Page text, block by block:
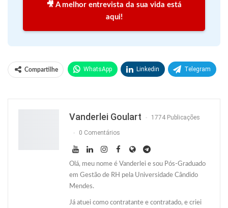
🎥 A melhor entrevista da sua vida está
aqui!
Compartilhe WhatsApp Linkedin Telegram
Vanderlei Goulart 1774 Publicações
0 Comentários
Olá, meu nome é Vanderlei e sou Pós-Graduado
em Gestão de RH pela Universidade Cândido
Mendes.
Já atuei como contratante e contratado, e criei